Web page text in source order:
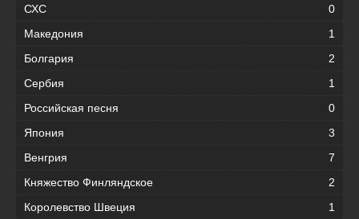
СХС
0
Македония
1
Болгария
2
Сербия
1
Российская песня
0
Япония
3
Венгрия
7
Княжество Финляндское
2
Королевство Швеция
1